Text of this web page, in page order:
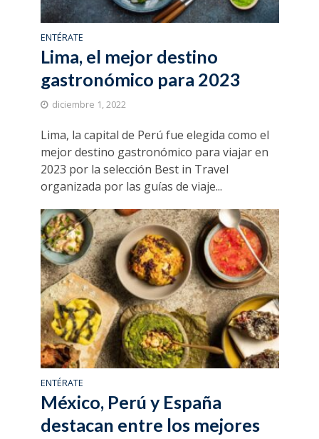
ENTÉRATE
Lima, el mejor destino
gastronómico para 2023
diciembre 1, 2022
Lima, la capital de Perú fue elegida como el
mejor destino gastronómico para viajar en
2023 por la selección Best in Travel
organizada por las guías de viaje...
ENTÉRATE
México, Perú y España
destacan entre los mejores